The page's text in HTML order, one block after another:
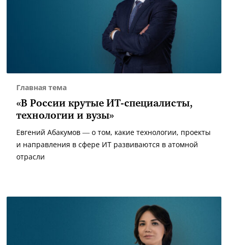
Главная тема
«В России крутые ИТ-специалисты,
технологии и вузы»
Евгений Абакумов — о том, какие технологии, проекты
и направления в сфере ИТ развиваются в атомной
отрасли